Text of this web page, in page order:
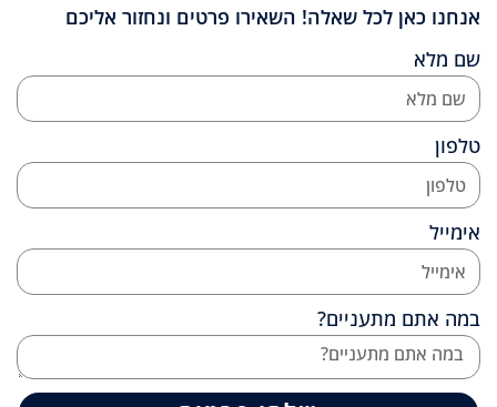
אנחנו כאן לכל שאלה! השאירו פרטים ונחזור אליכם
שם מלא
טלפון
אימייל
במה אתם מתעניים?